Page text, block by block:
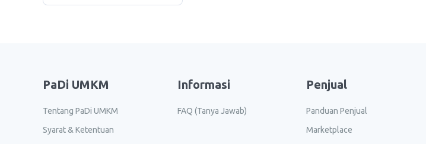
PaDi UMKM
Tentang PaDi UMKM
Syarat & Ketentuan
Informasi
FAQ (Tanya Jawab)
Penjual
Panduan Penjual
Marketplace